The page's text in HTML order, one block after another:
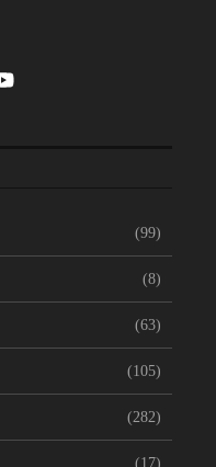
(99)
(8)
(63)
(105)
(282)
(17)